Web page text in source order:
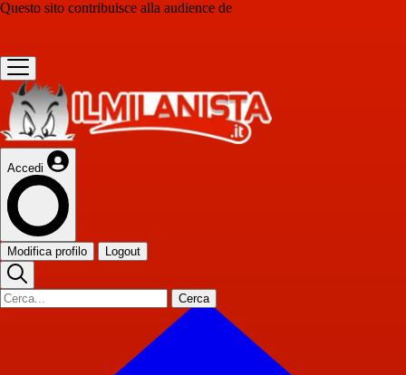
Questo sito contribuisce alla audience de
Accedi
Modifica profilo Logout
Cerca